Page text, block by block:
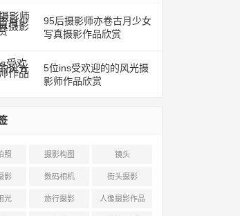
95后摄影师亦卷古月少女
写真摄影作品欣赏
5位ins受欢迎的的风光摄
影师作品欣赏
照 摄影构图 镜头
影 数码相机 街头摄影
光 旅行摄影 人像摄影作品